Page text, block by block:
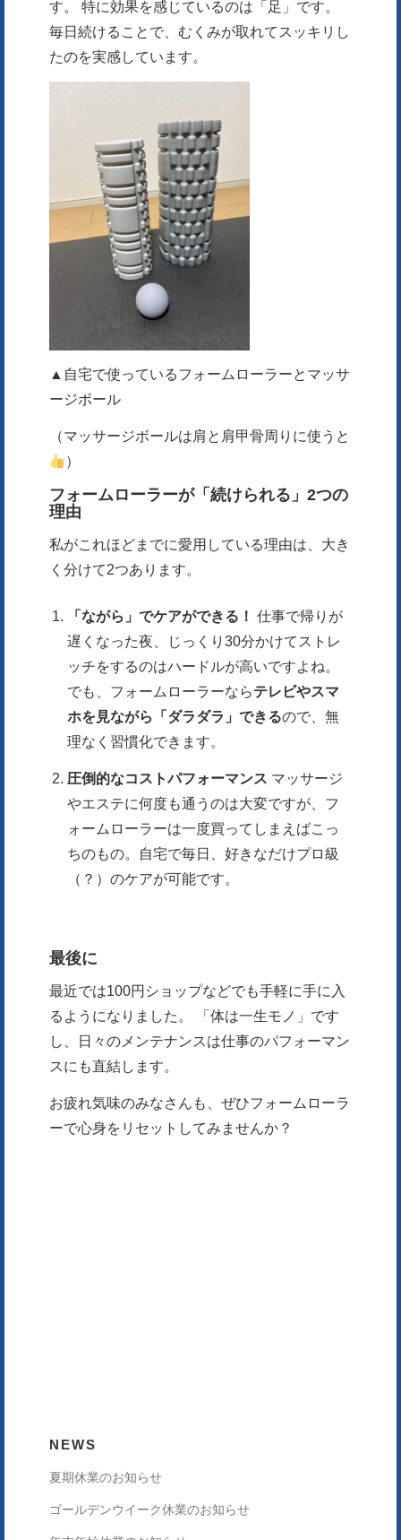
す。 特に効果を感じているのは「足」です。
毎日続けることで、むくみが取れてスッキリし
たのを実感しています。
▲自宅で使っているフォームローラーとマッサ
ージボール
（マッサージボールは肩と肩甲骨周りに使うと
）
フォームローラーが「続けられる」2つの
理由
私がこれほどまでに愛用している理由は、大き
く分けて2つあります。
「ながら」でケアができる！ 仕事で帰りが
遅くなった夜、じっくり30分かけてストレ
ッチをするのはハードルが高いですよね。
でも、フォームローラーならテレビやスマ
ホを見ながら「ダラダラ」できるので、無
理なく習慣化できます。
圧倒的なコストパフォーマンス マッサージ
やエステに何度も通うのは大変ですが、フ
ォームローラーは一度買ってしまえばこっ
ちのもの。自宅で毎日、好きなだけプロ級
（？）のケアが可能です。
最後に
最近では100円ショップなどでも手軽に手に入
るようになりました。 「体は一生モノ」です
し、日々のメンテナンスは仕事のパフォーマン
スにも直結します。
お疲れ気味のみなさんも、ぜひフォームローラ
ーで心身をリセットしてみませんか？
NEWS
夏期休業のお知らせ
ゴールデンウイーク休業のお知らせ